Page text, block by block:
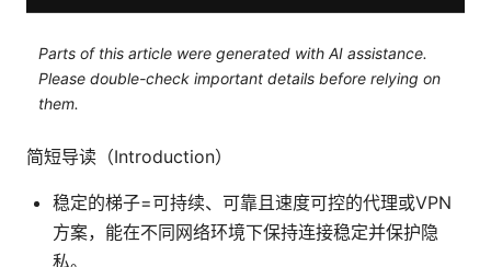
Parts of this article were generated with AI assistance.
Please double-check important details before relying on
them.
简短导读（Introduction）
稳定的梯子=可持续、可靠且速度可控的代理或VPN
方案，能在不同网络环境下保持连接稳定并保护隐
私。